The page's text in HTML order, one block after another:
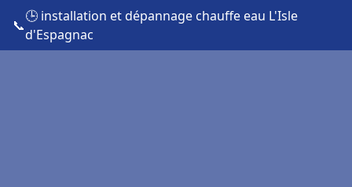
📞
🕒 installation et dépannage chauffe eau L'Isle
d'Espagnac